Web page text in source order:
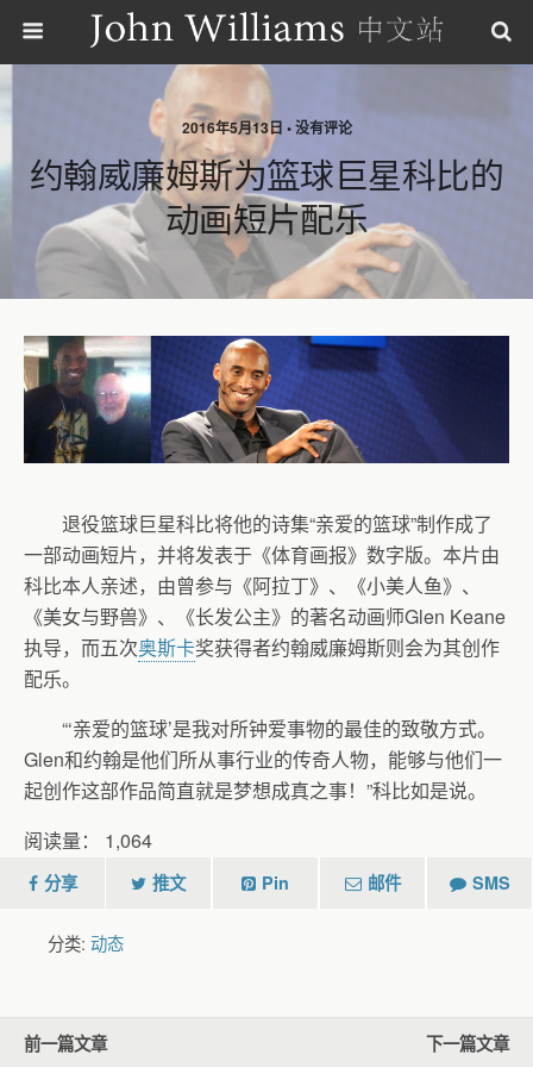
2016年5月13日 • 没有评论
约翰威廉姆斯为篮球巨星科比的
动画短片配乐
退役篮球巨星科比将他的诗集“亲爱的篮球”制作成了
一部动画短片，并将发表于《体育画报》数字版。本片由
科比本人亲述，由曾参与《阿拉丁》、《小美人鱼》、
《美女与野兽》、《长发公主》的著名动画师Glen Keane
执导，而五次奥斯卡奖获得者约翰威廉姆斯则会为其创作
配乐。
“‘亲爱的篮球’是我对所钟爱事物的最佳的致敬方式。
Glen和约翰是他们所从事行业的传奇人物，能够与他们一
起创作这部作品简直就是梦想成真之事！”科比如是说。
阅读量： 1,064
分享 推文 Pin 邮件 SMS
分类: 动态
前一篇文章 下一篇文章